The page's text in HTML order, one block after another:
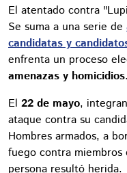
El atentado contra
Se suma a una serie de
candidatas y
enfrenta un proceso
amenazas y homicidios.
El 22 de mayo,
ataque contra su
Hombres armados, a
fuego contra miembros
persona resultó herida.